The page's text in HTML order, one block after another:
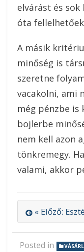
elvárást és
óta
A másik
minőség is
szeretne
vacakolni, ami
még pénzbe is
bojlerbe
nem kell azon
tönkremegy.
valami, akkor
« Előző:
Posted in